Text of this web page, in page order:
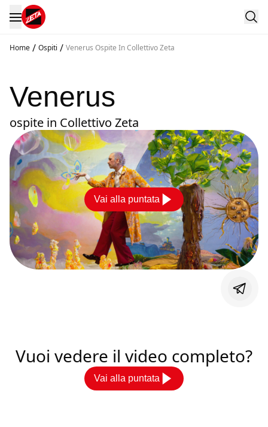
Home / Ospiti / Venerus Ospite In Collettivo Zeta
Venerus
ospite in Collettivo Zeta
Vai alla puntata
Vuoi vedere il video completo?
Vai alla puntata